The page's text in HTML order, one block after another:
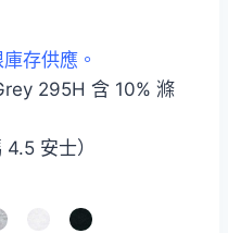
存供應。
295H 含 10% 滌
安士）